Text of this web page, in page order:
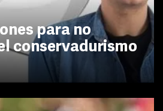
para no
conservadurismo